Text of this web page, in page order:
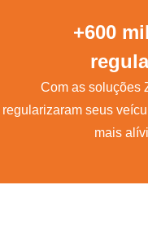
+600
Com as soluções
regularizaram seus
mais